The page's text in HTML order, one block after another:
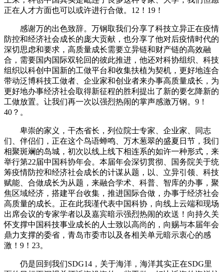
正在人才方面也可以或许进行合做。12！19！
感谢万的出色致辞。万钢取我们分享了科技立异正在疫情
防控和经济社会成长的庞大贡献，也分享了他对后疫情时代的
深切思虑和要求，高质量成长需要立异链和财产链的高效融
合，需要国内国际双轮回的彼此推进，他还对科协组织、科技
组织以科创中国新的工做平台和收集扶植为契机，更好地连合
带动泛博科技工做者、企业家和创业者来办事高质量成长，为
更好地办事经济社会取得新征程的胜利提出了新的要乞降新的
工做放置。让我们再一次以强烈热闹的掌声感激万钢。9！
40？。
卑崇的家义，干杰省长，列位院士专家、企业家、同志
们、伴侣们，正在这个鸟语蝉鸣、万木葱翠的盛夏日节，我们
相聚斑斓的岛城，初次以线上线下相连系的如许一种形式，来
举行第22届中国科协年会。本届年会深切贯彻、国务院关于统
筹疫情防控和经济社会成长的计谋从题，以、立异引领、科技
赋能、合做成长为从题，来融合学术、科普、智库的办事，聚
焦区域经济，搭建平台收集，推进国际合做，办事于经济社会
高质量的成长。正在此我谨代表中国科协，向线上云端和现场
出席会议的专家学者以及嘉宾暗示强烈热闹的欢送！向持久关
怀支撑中国科技事业成长的人士致以高尚的，向赐与本届年会
鼎力支撑的委省，青岛市委市以及各相关单元暗示衷心的感
激！9！23。
仍是回到我们SDG14，关于海洋，海洋其实正在SDG里